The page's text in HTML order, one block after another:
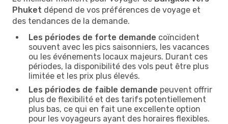
Phuket dépend de vos préférences de voyage et
des tendances de la demande.
Les périodes de forte demande coïncident
souvent avec les pics saisonniers, les vacances
ou les événements locaux majeurs. Durant ces
périodes, la disponibilité des vols peut être plus
limitée et les prix plus élevés.
Les périodes de faible demande peuvent offrir
plus de flexibilité et des tarifs potentiellement
plus bas, ce qui en fait une excellente option
pour les voyageurs ayant des horaires flexibles.